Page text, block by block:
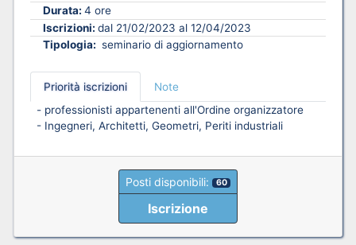
Durata: 4 ore
Iscrizioni: dal 21/02/2023 al 12/04/2023
Tipologia: seminario di aggiornamento
Priorità iscrizioni
Note
- professionisti appartenenti all'Ordine organizzatore
- Ingegneri, Architetti, Geometri, Periti industriali
Posti disponibili: 60
Iscrizione